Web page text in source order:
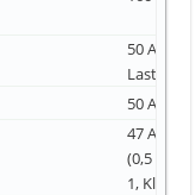
50 A
Last
50 A S
47 A 1x
(0,5 ...
1, Klasse